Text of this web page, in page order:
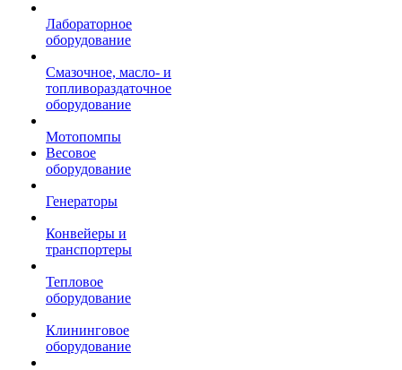
Лабораторное
оборудование
Смазочное, масло- и
топливораздаточное
оборудование
Мотопомпы
Весовое
оборудование
Генераторы
Конвейеры и
транспортеры
Тепловое
оборудование
Клининговое
оборудование